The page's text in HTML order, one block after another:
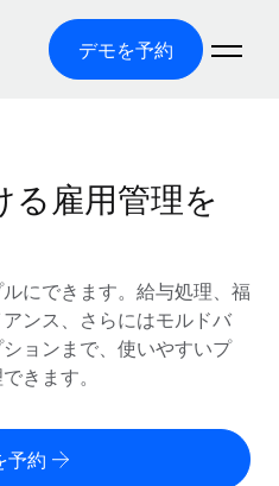
デモを予約
処理を手軽に
）
けずに実現
守して契約
検索する
る雇用管理を
にできます。給与処理、福
ンス、さらにはモルドバ
ョンまで、使いやすいプ
きます。
予約